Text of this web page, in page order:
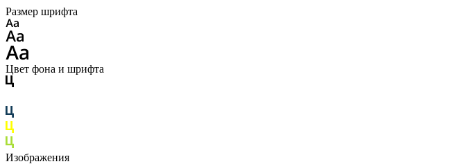
Размер шрифта
Цвет фона и шрифта
Изображения